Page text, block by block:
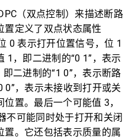
（双点控制）来描述断路
置定义了双点状态属性
0 表示打开位置信号，位 1
1，即二进制的“0 1”，表示
二进制的“1 0”，表示断路
0”，表示未接收到打开或关
置。最后一个可能值 3，
不可能同时处于打开和关闭
。它还包括表示质量的属